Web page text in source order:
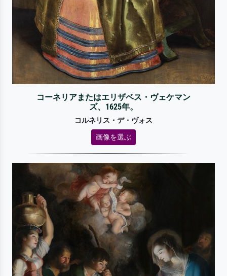
コーネリアまたはエリザベス・ヴェケマン
ズ、1625年。
コルネリス・デ・ヴォス
画像を選ぶ